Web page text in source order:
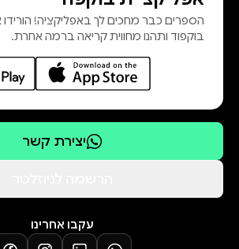
הספרים כבר מחכים לך באפליקציה!
בוקפוד ותהנו מחווית קריאה ברמה אחרת.
יצירת קשר
עקבו אחרינו